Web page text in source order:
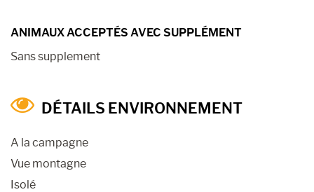
ANIMAUX ACCEPTÉS AVEC SUPPLÉMENT
Sans supplement
DÉTAILS ENVIRONNEMENT
A la campagne
Vue montagne
Isolé